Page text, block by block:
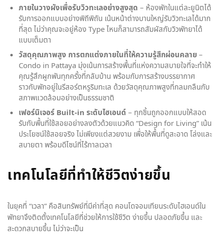
ภายในวางผังเพื่อรับวิวทะเลอย่างสูงสุด – ห้องพักในแต่ละยูนิตได้
รับการออกแบบอย่างพิถีพิถัน เน้นหน้าต่างบานใหญ่รับวิวทะเลได้มาก
ที่สุด ไม่ว่าคุณจะอยู่ห้อง Type ไหนก็สามารถสัมผัสกับวิวพัทยาได้
แบบเต็มตา
วัสดุคุณภาพสูง การตกแต่งภายในที่ให้ความรู้สึกผ่อนคลาย–
Condo in Pattaya มุ่งเน้นการสร้างพื้นที่แห่งความสบายใจที่จะทำให้
คุณรู้สึกผูกพันทุกครั้งที่กลับบ้าน พร้อมกับการสร้างบรรยากาศ
ราวกับพักอยู่ในรีสอร์ตหรูริมทะเล ด้วยวัสดุคุณภาพสูงที่กลมกลืนกับ
สภาพแวดล้อมอย่างเป็นธรรมชาติ
เฟอร์นิเจอร์ Built-in ระดับไฮเอนด์ – ทุกชิ้นถูกออกแบบให้สอด
รับกับพื้นที่ใช้สอยอย่างลงตัวด้วยแนวคิด “Design for Living” เน้น
ประโยชน์ใช้สอยจริง ไม่เพียงแต่สวยงาม เพื่อให้พื้นที่ดูสะอาด โล่งและ
สบายตา พร้อมดีไซน์ที่ไร้กาลเวลา
เทคโนโลยีที่ทำให้ชีวิตง่ายขึ้น
ในยุคที่ “เวลา” คือสินทรัพย์ที่มีค่าที่สุด คอนโดจอมเทียนระดับไฮเอนด์ใน
พัทยาจึงติดตั้งเทคโนโลยีที่ช่วยให้การใช้ชีวิต ง่ายขึ้น ปลอดภัยขึ้น และ
สะดวกสบายขึ้น ไม่ว่าจะเป็น